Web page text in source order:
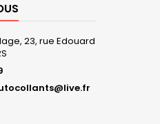
23, rue Edouard